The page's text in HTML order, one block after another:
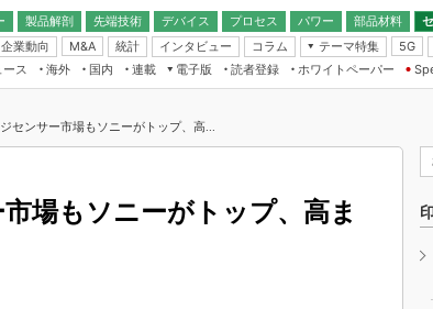
製品解剖
先端技術
デバイス
プロセス パワー 部品材料
無線
企業動向 M&A 統計 インタビュー コラム
テーマ特集
フィジカルAI
読者調査（EE Times Research）
5G
IoT・エッジ
EXPO
TECHNO-
人とくるま展
ース 海外 国内
連載
通信
ーカス
ープ
電子版
レット
読者登録 ホワイトペーパー
センサー市場もソニーがトップ、高...
場もソニーがトップ、高ま